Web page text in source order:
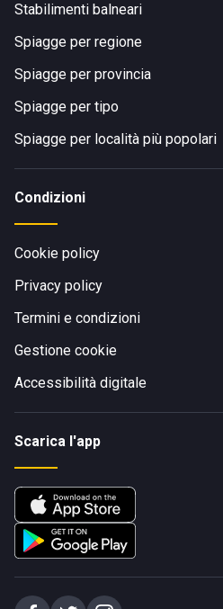
Stabilimenti balneari
Spiagge per regione
Spiagge per provincia
Spiagge per tipo
Spiagge per località più popolari
Condizioni
Cookie policy
Privacy policy
Termini e condizioni
Gestione cookie
Accessibilità digitale
Scarica l'app